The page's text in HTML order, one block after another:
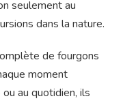
seulement au
dans la nature.
de fourgons
moment
au quotidien, ils